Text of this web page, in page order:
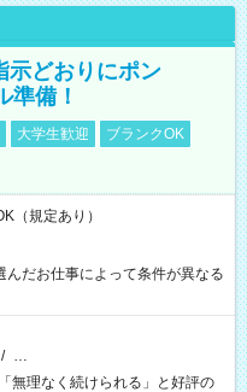
示どおりにポン
準備！
大学生歓迎
ブランクOK
（規定あり）
だお仕事によって条件が異なる
/ …
無理なく続けられる」と好評の